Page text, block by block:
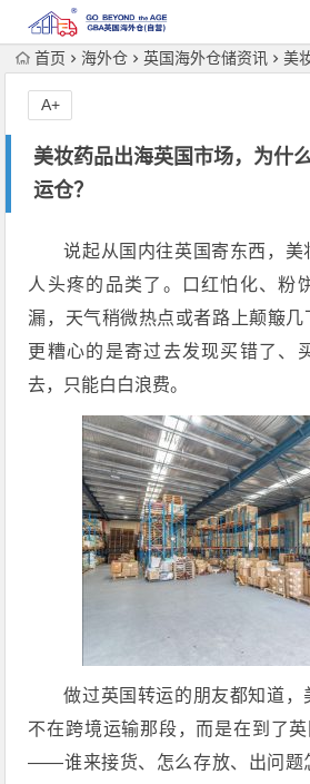
首页 海外仓 英国海外仓储资讯 美妆
美妆药品出海英国市场，为什
运仓？
A+
说起从国内往英国寄东西，美
人头疼的品类了。口红怕化、粉
漏，天气稍微热点或者路上颠簸几
更糟心的是寄过去发现买错了、
去，只能白白浪费。
做过英国转运的朋友都知道，
不在跨境运输那段，而是在到了英
——谁来接货、怎么存放、出问题